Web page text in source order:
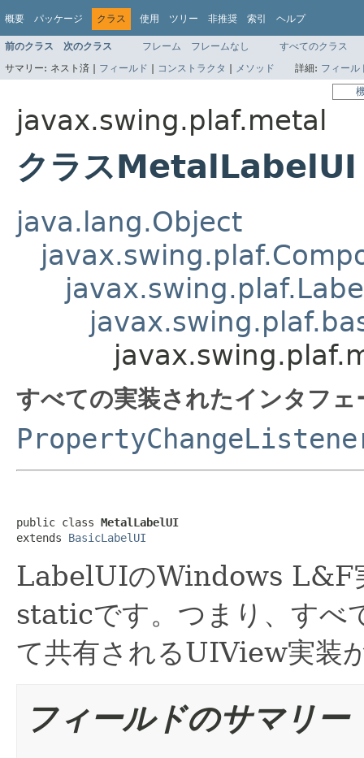
概要 パッケージ クラス 使用 ツリー 非推奨 索引 ヘルプ
前のクラス 次のクラス フレーム フレームなし
すべてのクラス
サマリー: ネスト済 | フィールド | コンストラクタ | メソッド 詳細: フィール
javax.swing.plaf.metal
クラスMetalLabelUI
java.lang.Object
すべての実装されたインタフ
public class MetalLabelUI
extends BasicLabelUI
LabelUIのWindows L&F
staticです。つまり、すべ
て共有されるUIView実装
フィールドのサマリー